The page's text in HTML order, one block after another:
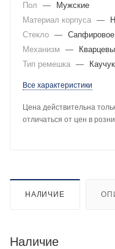
Пол
—
Мужские
Материал корпуса —
Стекло — Сапфировое
Механизм
—
Тип ремешка — Каучук
Все характеристики
Цена действительна
отличаться от цен в
НАЛИЧИЕ
Наличие